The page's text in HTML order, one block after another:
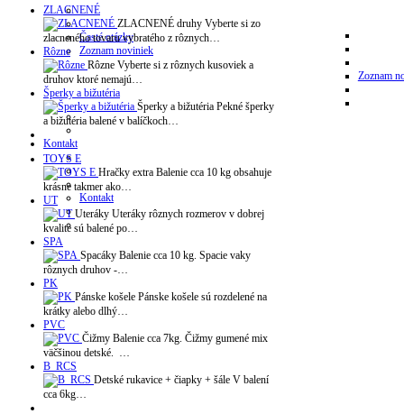
Časté otázky
Zoznam noviniek
Zoznam
Kontakt
Kontakt
ZLACNENÉ
ZLACNENÉ druhy Vyberte si zo
zlacneného tovaru vybratého z rôznych…
Rôzne
Rôzne Vyberte si z rôznych kusoviek a
druhov ktoré nemajú…
Šperky a bižutéria
Šperky a bižutéria Pekné šperky
a bižutéria balené v balíčkoch…
TOYS E
Hračky extra Balenie cca 10 kg obsahuje
krásne takmer ako…
UT
Uteráky Uteráky rôznych rozmerov v dobrej
kvalite sú balené po…
SPA
Spacáky Balenie cca 10 kg. Spacie vaky
rôznych druhov -…
PK
Pánske košele Pánske košele sú rozdelené na
krátky alebo dlhý…
PVC
Čižmy Balenie cca 7kg. Čižmy gumené mix
väčšinou detské. …
B_RCS
Detské rukavice + čiapky + šále V balení
cca 6kg…